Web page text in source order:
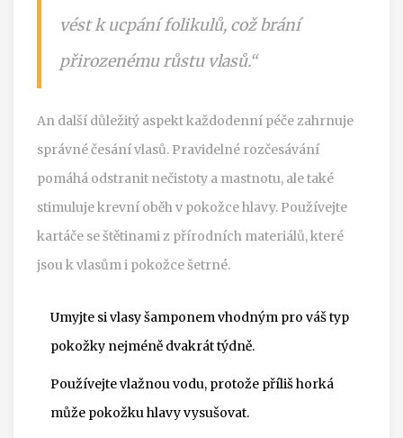
vést k ucpání folikulů, což brání
přirozenému růstu vlasů.“
An další důležitý aspekt každodenní péče zahrnuje
správné česání vlasů. Pravidelné rozčesávání
pomáhá odstranit nečistoty a mastnotu, ale také
stimuluje krevní oběh v pokožce hlavy. Používejte
kartáče se štětinami z přírodních materiálů, které
jsou k vlasům i pokožce šetrné.
Umyjte si vlasy šamponem vhodným pro váš typ
pokožky nejméně dvakrát týdně.
Používejte vlažnou vodu, protože příliš horká
může pokožku hlavy vysušovat.